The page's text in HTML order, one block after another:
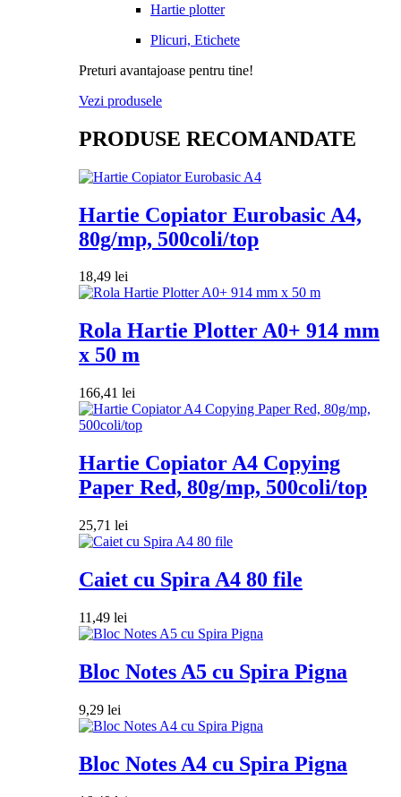
Hartie plotter
Plicuri, Etichete
Preturi avantajoase pentru tine!
Vezi produsele
PRODUSE RECOMANDATE
Hartie Copiator Eurobasic A4,
80g/mp, 500coli/top
18,49 lei
Rola Hartie Plotter A0+ 914 mm
x 50 m
166,41 lei
Hartie Copiator A4 Copying
Paper Red, 80g/mp, 500coli/top
25,71 lei
Caiet cu Spira A4 80 file
11,49 lei
Bloc Notes A5 cu Spira Pigna
9,29 lei
Bloc Notes A4 cu Spira Pigna